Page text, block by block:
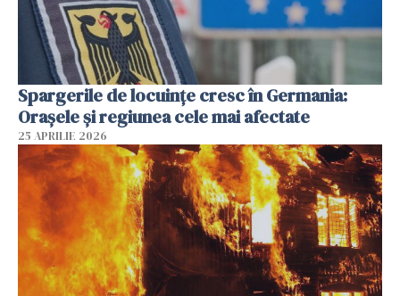
Spargerile de locuințe cresc în Germania:
Orașele și regiunea cele mai afectate
25 APRILIE 2026